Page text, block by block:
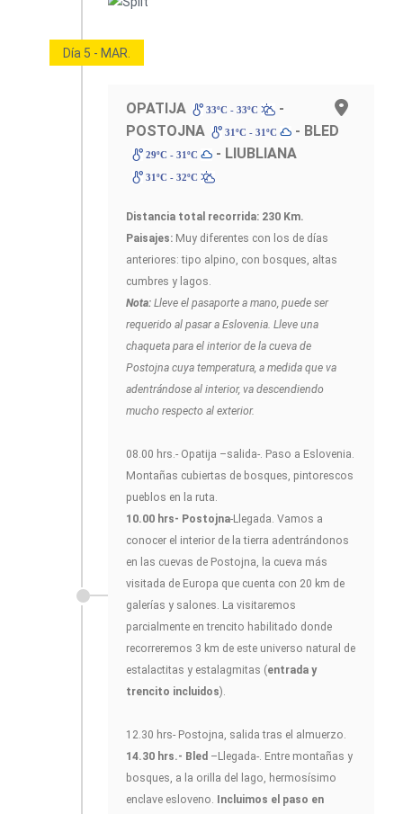
Día 5 - MAR.
OPATIJA 33ºC - 33ºC
-
POSTOJNA
31ºC - 31ºC - BLED
29ºC - 31ºC - LIUBLIANA
31ºC - 32ºC
Distancia total recorrida: 230 Km.
Paisajes: Muy diferentes con los de días
anteriores: tipo alpino, con bosques, altas
cumbres y lagos.
Nota: Lleve el pasaporte a mano, puede ser
requerido al pasar a Eslovenia. Lleve una
chaqueta para el interior de la cueva de
Postojna cuya temperatura, a medida que va
adentrándose al interior, va descendiendo
mucho respecto al exterior.
08.00 hrs.- Opatija –salida-. Paso a Eslovenia.
Montañas cubiertas de bosques, pintorescos
pueblos en la ruta.
10.00 hrs- Postojna-Llegada. Vamos a
conocer el interior de la tierra adentrándonos
en las cuevas de Postojna, la cueva más
visitada de Europa que cuenta con 20 km de
galerías y salones. La visitaremos
parcialmente en trencito habilitado donde
recorreremos 3 km de este universo natural de
estalactitas y estalagmitas (entrada y
trencito incluidos).
12.30 hrs- Postojna, salida tras el almuerzo.
14.30 hrs.- Bled –Llegada-. Entre montañas y
bosques, a la orilla del lago, hermosísimo
enclave esloveno.
Incluimos el paso en